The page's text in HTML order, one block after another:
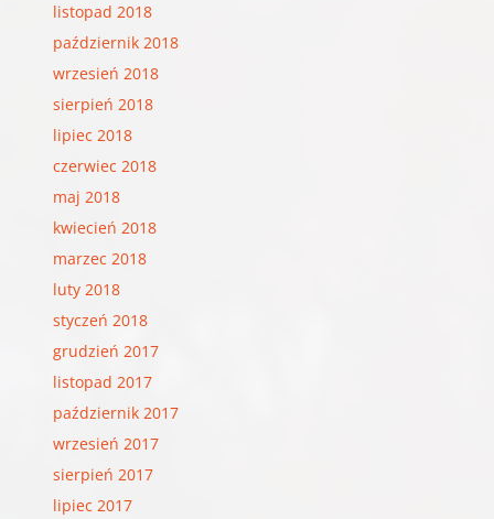
listopad 2018
październik 2018
wrzesień 2018
sierpień 2018
lipiec 2018
czerwiec 2018
maj 2018
kwiecień 2018
marzec 2018
luty 2018
styczeń 2018
grudzień 2017
listopad 2017
październik 2017
wrzesień 2017
sierpień 2017
lipiec 2017